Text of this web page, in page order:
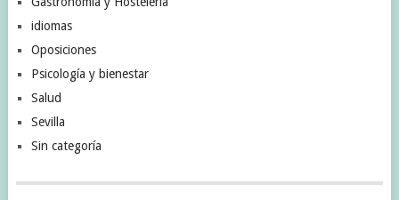
idiomas
Oposiciones
Psicología y bienestar
Salud
Sevilla
Sin categoría